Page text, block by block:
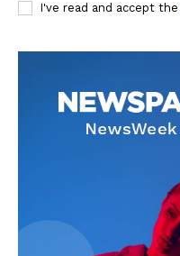
Nosotros
I've read and accept the